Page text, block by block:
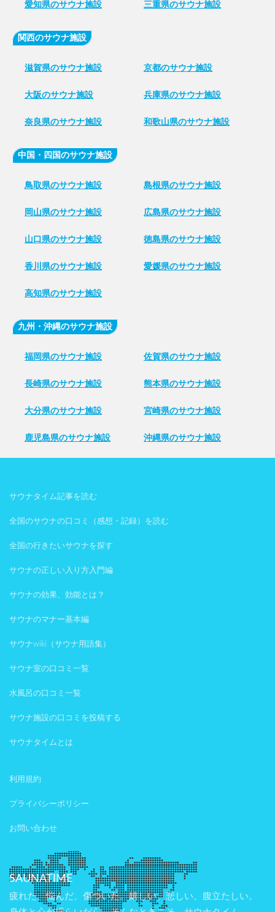
愛知県のサウナ施設 三重県のサウナ施設
関西のサウナ施設
滋賀県のサウナ施設 京都のサウナ施設
大阪のサウナ施設 兵庫県のサウナ施設
奈良県のサウナ施設 和歌山県のサウナ施設
中国・四国のサウナ施設
鳥取県のサウナ施設 島根県のサウナ施設
岡山県のサウナ施設 広島県のサウナ施設
山口県のサウナ施設 徳島県のサウナ施設
香川県のサウナ施設 愛媛県のサウナ施設
高知県のサウナ施設
九州・沖縄のサウナ施設
福岡県のサウナ施設 佐賀県のサウナ施設
長崎県のサウナ施設 熊本県のサウナ施設
大分県のサウナ施設 宮崎県のサウナ施設
鹿児島県のサウナ施設 沖縄県のサウナ施設
サウナタイム記事を読む
全国のサウナの口コミ（感想・記録）を読む
全国の行きたいサウナを探す
サウナの正しい入り方入門編
サウナの効果、効能とは？
サウナのマナー基本編
サウナwiki（サウナ用語集）
サウナ室の口コミ一覧
水風呂の口コミ一覧
サウナ施設の口コミを投稿する
サウナタイムとは
利用規約
プライバシーポリシー
お問い合わせ
SAUNATIME
疲れた、悩んだ、傷ついた。嬉しい、悲しい、腹立たしい。